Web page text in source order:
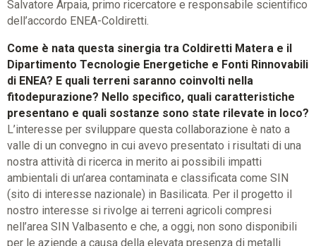
Salvatore Arpaia, primo ricercatore e responsabile scientifico
dell’accordo ENEA-Coldiretti.
Come è nata questa sinergia tra Coldiretti Matera e il
Dipartimento Tecnologie Energetiche e Fonti Rinnovabili
di ENEA? E quali terreni saranno coinvolti nella
fitodepurazione? Nello specifico, quali caratteristiche
presentano e quali sostanze sono state rilevate in loco?
L’interesse per sviluppare questa collaborazione è nato a
valle di un convegno in cui avevo presentato i risultati di una
nostra attività di ricerca in merito ai possibili impatti
ambientali di un’area contaminata e classificata come SIN
(sito di interesse nazionale) in Basilicata. Per il progetto il
nostro interesse si rivolge ai terreni agricoli compresi
nell’area SIN Valbasento e che, a oggi, non sono disponibili
per le aziende a causa della elevata presenza di metalli